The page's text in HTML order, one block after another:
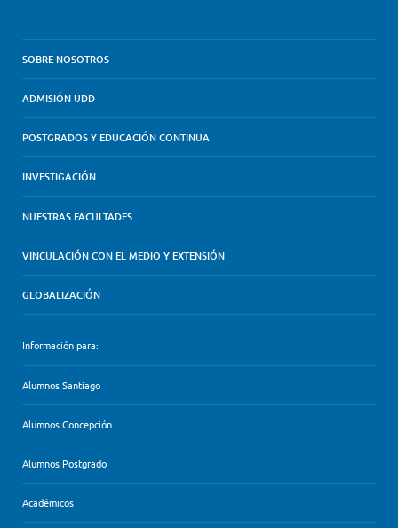
SOBRE NOSOTROS
ADMISIÓN UDD
POSTGRADOS Y EDUCACIÓN CONTINUA
INVESTIGACIÓN
NUESTRAS FACULTADES
VINCULACIÓN CON EL MEDIO Y EXTENSIÓN
GLOBALIZACIÓN
Información para:
Alumnos Santiago
Alumnos Concepción
Alumnos Postgrado
Académicos